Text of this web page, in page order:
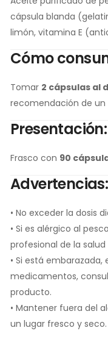
cápsula blanda
limón, vitamina E
Cómo
Tomar 2 cápsulas al
recomendación de un
Presentación:
Frasco con 90
Advertencias:
• No exceder la dosis
• Si es alérgico al
profesional de la
• Si está
medicamentos,
producto.
• Mantener fuera del
un lugar fresco y seco.